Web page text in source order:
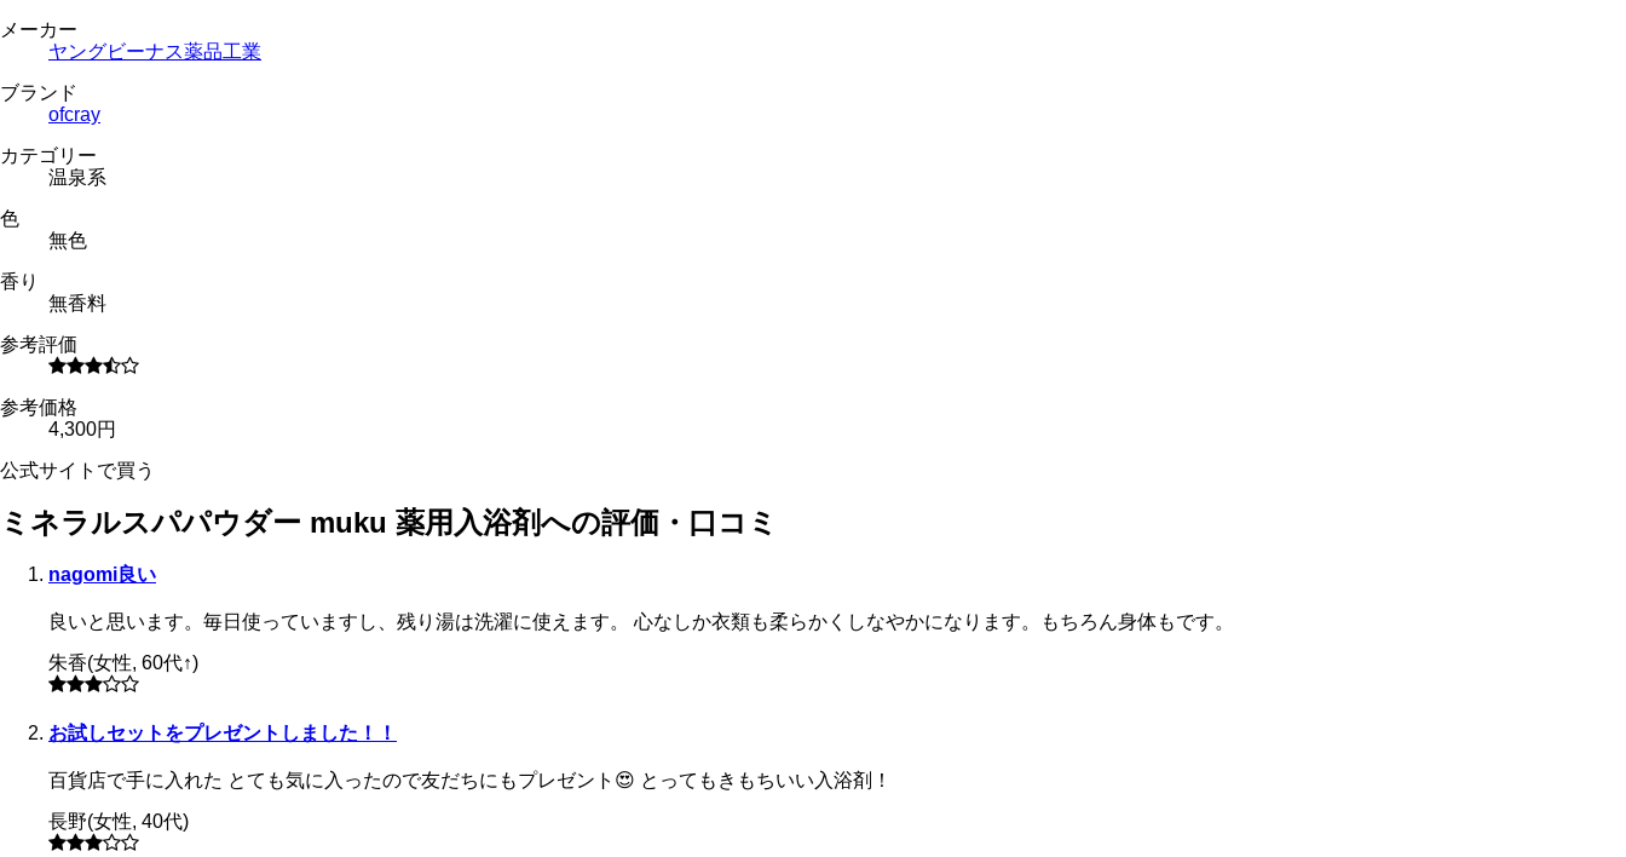
メーカー
ヤングビーナス薬品工業
ブランド
ofcray
カテゴリー
温泉系
色
無色
香り
無香料
参考評価
参考価格
4,300円
公式サイトで買う
ミネラルスパパウダー muku 薬用入浴剤への評価・口コミ
nagomi良い
良いと思います。毎日使っていますし、残り湯は洗濯に使えます。 心なしか衣類も柔らかくしなやかになります。もちろん身体もです。
朱香(女性, 60代↑)
お試しセットをプレゼントしました！！
百貨店で手に入れた とても気に入ったので友だちにもプレゼント😍 とってもきもちいい入浴剤！
長野(女性, 40代)